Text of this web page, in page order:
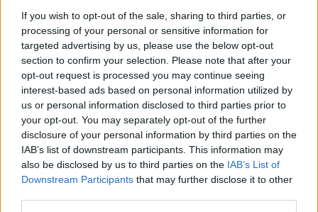
If you wish to opt-out of the sale, sharing to third parties, or
processing of your personal or sensitive information for
targeted advertising by us, please use the below opt-out
section to confirm your selection. Please note that after your
opt-out request is processed you may continue seeing
interest-based ads based on personal information utilized by
us or personal information disclosed to third parties prior to
your opt-out. You may separately opt-out of the further
disclosure of your personal information by third parties on the
IAB’s list of downstream participants. This information may
also be disclosed by us to third parties on the IAB’s List of
Downstream Participants that may further disclose it to other
στα τελευταία χρόνια της ζωής της»
υπογράμμισε ο σκηνοθέτης.
«Εκείνο που σέβομαι απεριόριστα σε εκείνη
είναι ο τρόπος με τον οποίο διαχειρίστηκε
τα τελευταία χρόνια της ζωής της.
Είχε τόση αξιοπρέπεια. Έμαθα πολλά από
αυτή τη γυναίκα γιατί ήταν τόσο ακριβής,
τόσο αφοσιωμένη στη δουλειά της, με όλη
την ψυχή και την καρδιά της.Είναι